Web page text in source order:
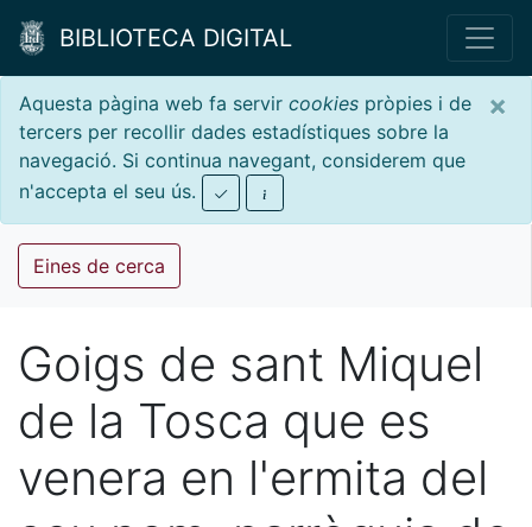
BIBLIOTECA DIGITAL
×
Aquesta pàgina web fa servir cookies pròpies i de
tercers per recollir dades estadístiques sobre la
navegació. Si continua navegant, considerem que
n'accepta el seu ús.
Eines de cerca
Goigs de sant Miquel
de la Tosca que es
venera en l'ermita del